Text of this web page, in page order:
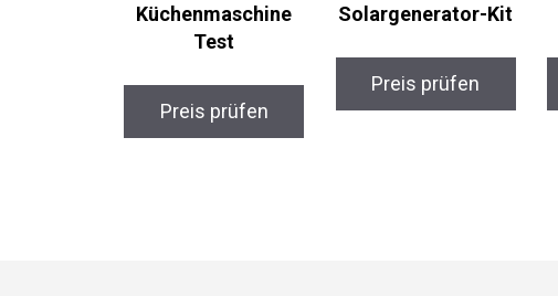
Küchenmaschine
Test
Preis prüfen
Solargenerator-Kit
Preis prüfen